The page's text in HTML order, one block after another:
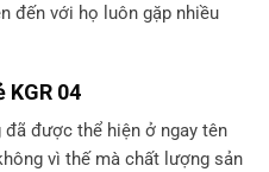
đến với họ luôn gặp nhiều
KGR 04
được thể hiện ở ngay tên
vì thế mà chất lượng sản